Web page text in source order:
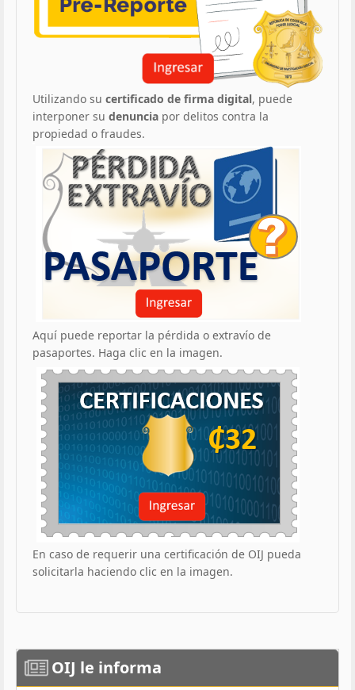
Utilizando su certificado de firma digital, puede
interponer su denuncia por delitos contra la
propiedad o fraudes.
Aquí puede reportar la pérdida o extravío de
pasaportes. Haga clic en la imagen.
En caso de requerir una certificación de OIJ pueda
solicitarla haciendo clic en la imagen.
OIJ le informa